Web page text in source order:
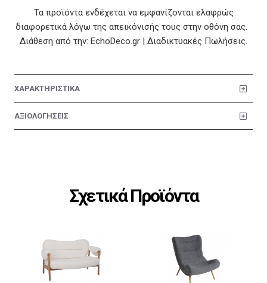
Τα προϊόντα ενδέχεται να εμφανίζονται ελαφρώς
διαφορετικά λόγω της απεικόνισής τους στην οθόνη σας.
Διάθεση από την: EchoDeco.gr | Διαδικτυακές Πωλήσεις.
ΧΑΡΑΚΤΗΡΙΣΤΙΚΑ
ΑΞΙΟΛΟΓΗΣΕΙΣ
Σχετικά Προϊόντα